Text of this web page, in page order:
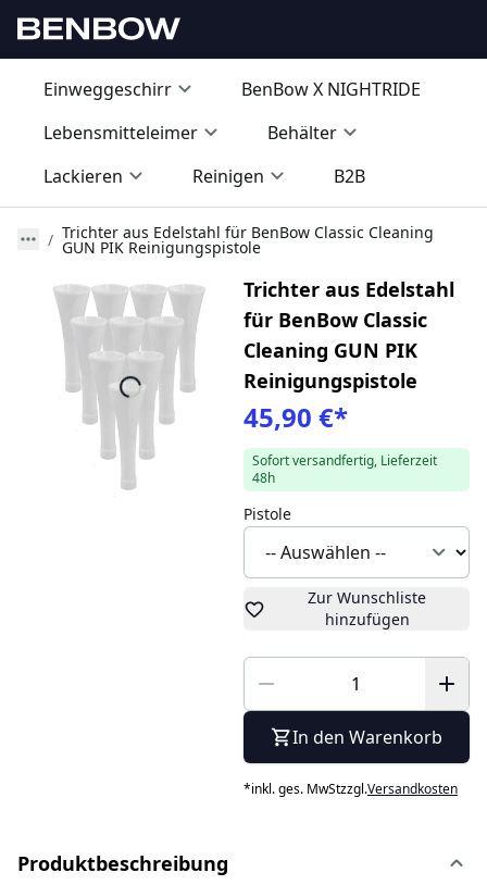
Einweggeschirr
BenBow X NIGHTRIDE
Lebensmitteleimer
Behälter
Lackieren
Reinigen B2B
Trichter aus Edelstahl für BenBow Classic Cleaning
GUN PIK Reinigungspistole
Trichter aus Edelstahl
für BenBow Classic
Cleaning GUN PIK
Reinigungspistole
45,90 €*
Sofort versandfertig, Lieferzeit
48h
Pistole
Zur Wunschliste
hinzufügen
In den Warenkorb
*inkl. ges. MwStzzgl.Versandkosten
Produktbeschreibung